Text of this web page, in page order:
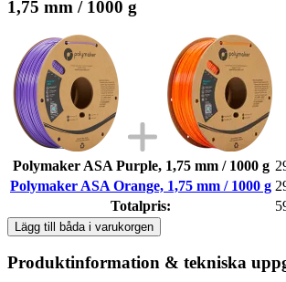
1,75 mm / 1000 g
Polymaker ASA Purple, 1,75 mm / 1000 g
Polymaker ASA Orange, 1,75 mm / 1000 g
Totalpris:
Lägg till båda i varukorgen
Produktinformation & tekniska